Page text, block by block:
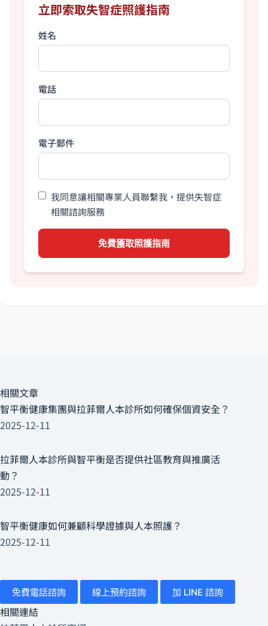
立即索取失智症照護指南
姓名
電話
電子郵件
我同意讓相關專業人員聯繫我，提供失智症
相關諮詢服務
免費獲取照護指南
相關文章
智平衡健康集團與拉菲爾人本診所如何確保個資安全？
2025-12-11
拉菲爾人本診所與智平衡是否提供社區教育與推廣活
動？
2025-12-11
智平衡健康如何兼顧科學證據與人本照護？
2025-12-11
免費電話諮詢 線上預約諮詢 加 LINE 諮詢
相關連結